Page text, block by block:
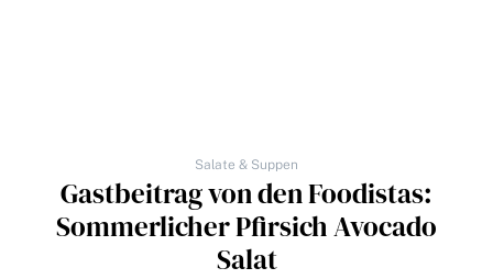
Salate & Suppen
Gastbeitrag von den Foodistas:
Sommerlicher Pfirsich Avocado
Salat